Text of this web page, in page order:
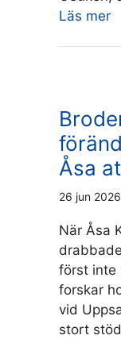
Läs mer
Åsa
26 jun 2026
När Åsa
först inte
forskar
vid
stort